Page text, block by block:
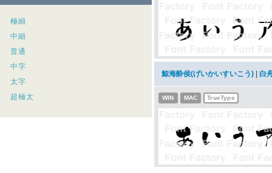
極細
中細
普通
中字
太字
超極太
鯨海酔侯(げいかいすいこう) 白
WIN MAC TrueType